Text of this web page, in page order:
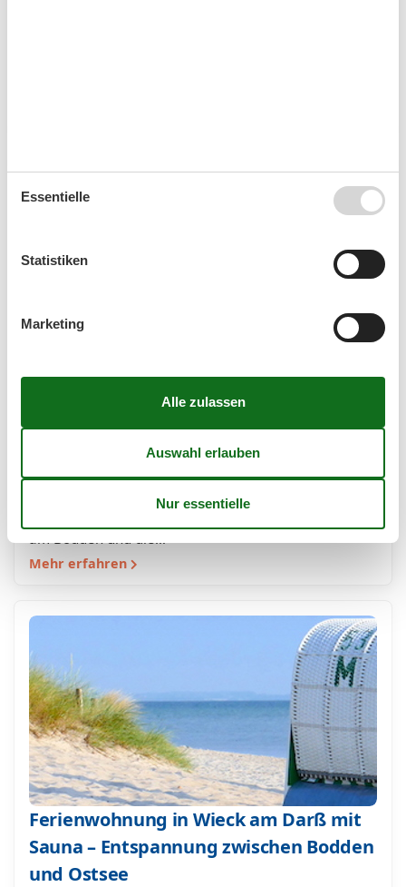
– Urlaub in der Natur mit tierischer
Begleitung
Erleben Sie entspannte Urlaubstage im
hundefreundlichen Ferienhaus in Wieck am Darß Ein
Ferienhausurlaub mit Hund auf dem Darß – das
am Bodden und die…
Mehr erfahren
Ferienwohnung in Wieck am Darß mit
Sauna – Entspannung zwischen Bodden
und Ostsee
Essentielle
Statistiken
Marketing